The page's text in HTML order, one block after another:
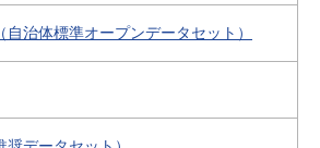
治体標準オープンデータセット）